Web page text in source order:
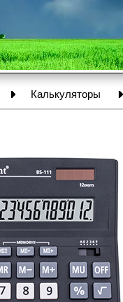
Калькуляторы